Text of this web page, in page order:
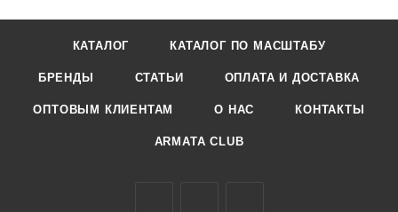
КАТАЛОГ КАТАЛОГ ПО МАСШТАБУ
БРЕНДЫ СТАТЬИ ОПЛАТА И ДОСТАВКА
ОПТОВЫМ КЛИЕНТАМ О НАС КОНТАКТЫ
ARMATA CLUB